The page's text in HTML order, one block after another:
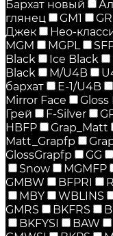
Бархат новый
глянец
GM1 GR
Джек
Нео-
MGM
MGPL
Black
Ice Black
Black
M/U4B
бархат
E-1/U4B
Mirror Face
Gloss
Грей
F-Silver
HBFP
Grap_Matt
Matt_Grapfp
GlossGrapfp
GG
Snow
MGMFP
GMBW
BFPRI
MBY
WBLINS
GMRS
BKFRS
BKFYSI
BAW